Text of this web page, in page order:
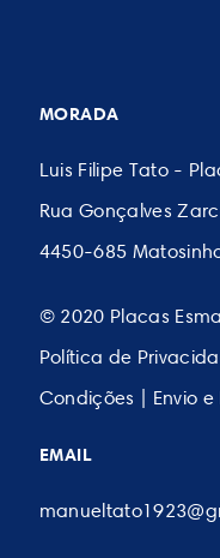
MORADA
Luis Filipe Tato -
Rua Gonçalves
4450-685
© 2020 Placas
Política de
Condições
Envio
EMAIL